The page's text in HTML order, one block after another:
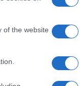
of the website